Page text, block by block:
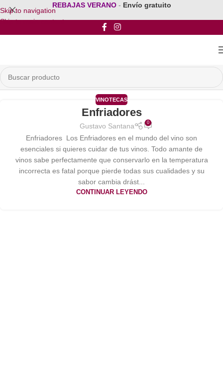
Skip to navigation
Skip to main content
REBAJAS VERANO - Envío gratuito
VINOTECAS
Enfriadores
Gustavo Santana 0
Enfriadores Los Enfriadores en el mundo del vino son
esenciales si quieres cuidar de tus vinos. Todo amante de
vinos sabe perfectamente que conservarlo en la temperatura
incorrecta es fatal porque pierde todas sus cualidades y su
sabor cambia drást...
CONTINUAR LEYENDO